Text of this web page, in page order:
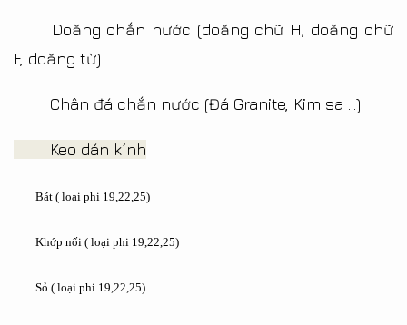
Doăng chắn nước (doăng chữ H, doăng chữ
F, doăng từ)
Chân đá chắn nước (Đá Granite, Kim sa ...)
Keo dán kính
Bát ( loại phi 19,22,25)
Khớp nối ( loại phi 19,22,25)
Sỏ ( loại phi 19,22,25)